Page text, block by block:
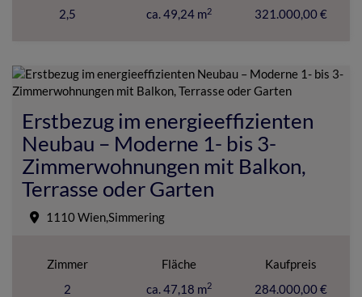
2,5
ca. 49,24 m2
321.000,00 €
Erstbezug im energieeffizienten
Neubau – Moderne 1- bis 3-
Zimmerwohnungen mit Balkon,
Terrasse oder Garten
1110 Wien,Simmering
Zimmer
2
Fläche
ca. 47,18 m2
Kaufpreis
284.000,00 €